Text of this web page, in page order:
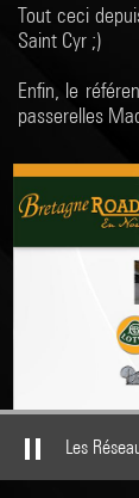
Tout ceci
Saint Cyr ;)
Enfin, le
passerelles
Les